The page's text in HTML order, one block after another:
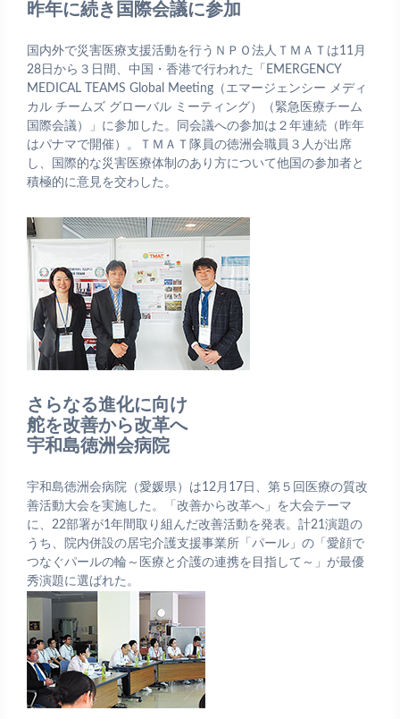
昨年に続き国際会議に参加
国内外で災害医療支援活動を行うＮＰＯ法人ＴＭＡＴは11月
28日から３日間、中国・香港で行われた「EMERGENCY
MEDICAL TEAMS Global Meeting（エマージェンシー メディ
カル チームズ グローバル ミーティング）（緊急医療チーム
国際会議）」に参加した。同会議への参加は２年連続（昨年
はパナマで開催）。ＴＭＡＴ隊員の徳洲会職員３人が出席
し、国際的な災害医療体制のあり方について他国の参加者と
積極的に意見を交わした。
さらなる進化に向け
舵を改善から改革へ
宇和島徳洲会病院
宇和島徳洲会病院（愛媛県）は12月17日、第５回医療の質改
善活動大会を実施した。「改善から改革へ」を大会テーマ
に、22部署が1年間取り組んだ改善活動を発表。計21演題の
うち、院内併設の居宅介護支援事業所「パール」の「愛顔で
つなぐパールの輪～医療と介護の連携を目指して～」が最優
秀演題に選ばれた。